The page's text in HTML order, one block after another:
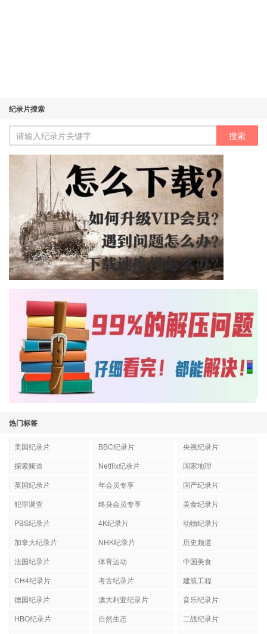
纪录片搜索
热门标签
美国纪录片 BBC纪录片
央视纪录片
探索频道
Netflix纪录片
国家地理
英国纪录片
年会员专享
国产纪录片
犯罪调查
终身会员专享
美食纪录片
PBS纪录片
4K纪录片
动物纪录片
加拿大纪录片
NHK纪录片
历史频道
法国纪录片
体育运动
中国美食
CH4纪录片
考古纪录片
建筑工程
德国纪录片
澳大利亚纪录片
音乐纪录片
HBO纪录片
自然生态
二战纪录片